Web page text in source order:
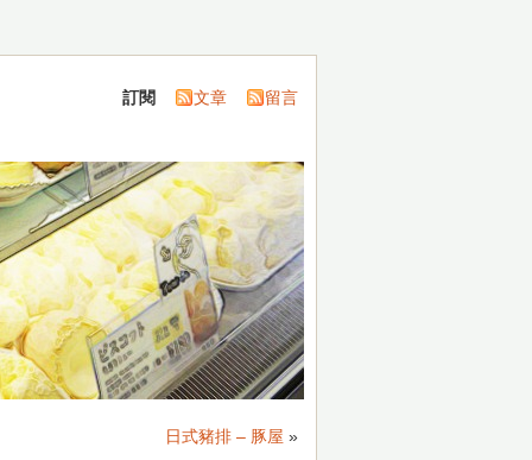
訂閱 文章 留言
日式豬排 – 豚屋 »